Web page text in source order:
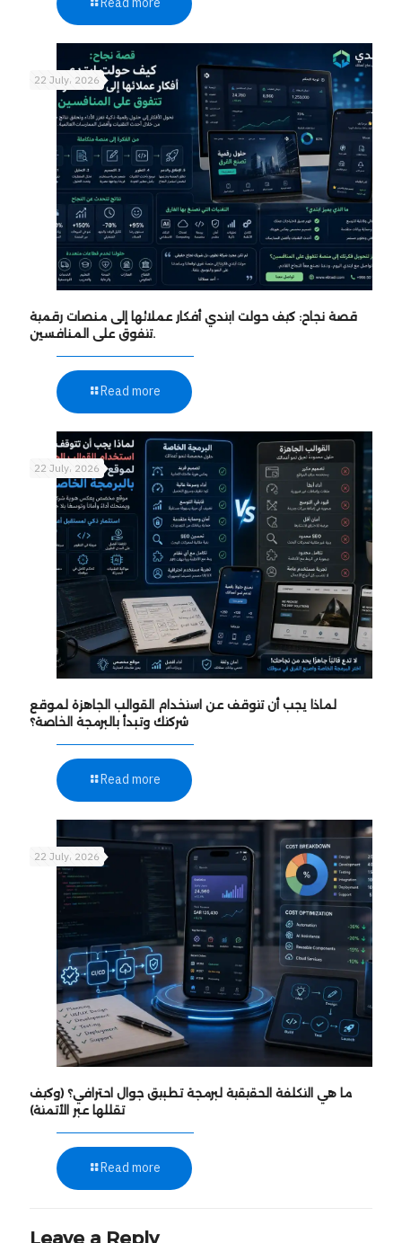
22 July، 2026
قصة نجاح: كيف حولت ابتدي أفكار عملائها إلى منصات رقمية
تتفوق على المنافسين.
Read more
22 July، 2026
لماذا يجب أن تتوقف عن استخدام القوالب الجاهزة لموقع
شركتك وتبدأ بالبرمجة الخاصة؟
Read more
22 July، 2026
ما هي التكلفة الحقيقية لبرمجة تطبيق جوال احترافي؟ (وكيف
تقللها عبر الأتمتة)
Read more
Leave a Reply